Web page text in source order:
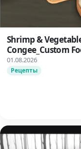
Shrimp &
Congee_Custom
01.08.2026
Рецепты